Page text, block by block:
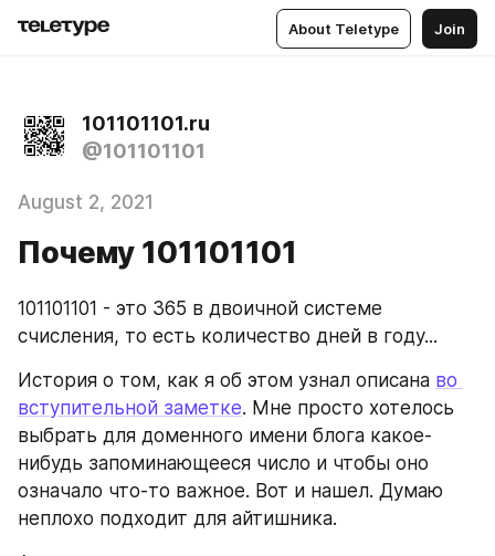
About Teletype Join
101101101.ru
@101101101
August 2, 2021
Почему 101101101
101101101 - это 365 в двоичной системе
счисления, то есть количество дней в году...
История о том, как я об этом узнал описана во
вступительной заметке. Мне просто хотелось
выбрать для доменного имени блога какое-
нибудь запоминающееся число и чтобы оно
означало что-то важное. Вот и нашел. Думаю
неплохо подходит для айтишника.